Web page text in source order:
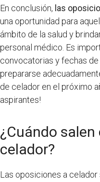
En conclusión, las
una oportunidad para
ámbito de la salud y
personal médico. Es
convocatorias y fechas
prepararse
de celador en el próximo
aspirantes!
¿Cuándo
celador?
Las oposiciones a celador